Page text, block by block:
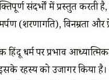
संदर्भों में प्रस्तुत करती
(शरणागति), विनम्रता और
धर्म पर प्रभाव
रहस्य को उजागर किया है।